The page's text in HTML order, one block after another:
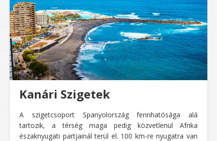
Kanári Szigetek
A szigetcsoport Spanyolország fennhatósága alá
tartozik, a térség maga pedig közvetlenül Afrika
északnyugati partjainál terül el. 100 km-re nyugatra van